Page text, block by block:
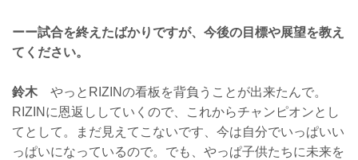
ーー試合を終えたばかりですが、今後の目標や展望を教え
てください。
鈴木 やっとRIZINの看板を背負うことが出来たんで。
RIZINに恩返ししていくので、これからチャンピオンとし
てとして。まだ見えてこないです、今は自分でいっぱいい
っぱいになっているので。でも、やっぱ子供たちに未来を